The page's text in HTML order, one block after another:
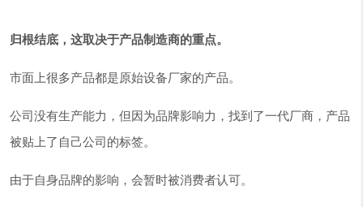
归根结底，这取决于产品制造商的重点。
市面上很多产品都是原始设备厂家的产品。
公司没有生产能力，但因为品牌影响力，找到了一代厂商，产品
被贴上了自己公司的标签。
由于自身品牌的影响，会暂时被消费者认可。